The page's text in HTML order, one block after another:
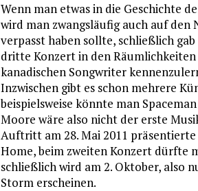
Wenn man etwas in die Geschichte
wird man zwangsläufig auch auf den
verpasst haben sollte, schließlich
dritte Konzert in den Räumlichkeiten
kanadischen Songwriter
Inzwischen gibt es schon mehrere
beispielsweise könnte man
Moore wäre also nicht der erste
Auftritt am 28. Mai 2011
Home, beim zweiten Konzert dürfte
schließlich wird am 2. Oktober, also
Storm erscheinen.